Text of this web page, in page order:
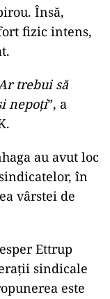
de
mult,
solicitante
în
și
la nesfârșit ”, a
este
trebui să